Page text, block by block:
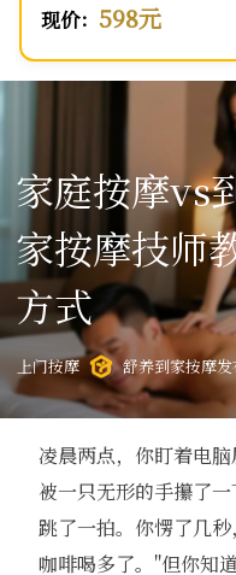
现价： 598元
家庭按摩vs
家按摩技师
方式
上门按摩 舒养到家按摩
凌晨两点，你盯着电
被一只无形的手攥了
跳了一拍。你愣了几
咖啡喝多了。"但你知